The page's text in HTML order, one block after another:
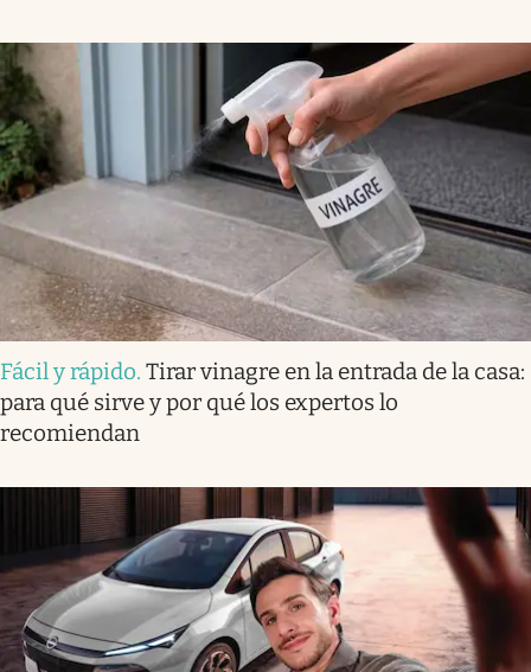
Fácil y rápido. Tirar vinagre en la entrada de la casa:
para qué sirve y por qué los expertos lo
recomiendan